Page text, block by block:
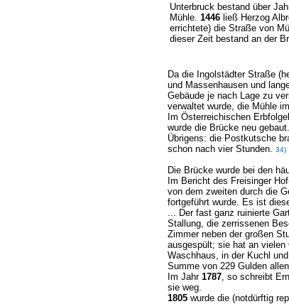
Unterbruck bestand über
Mühle. 1446ließ Herzog
errichtete) die Straße von
dieser Zeit bestand an der
Da die Ingolstädter Straße
und Massenhausen und
Gebäude je nach Lage zu
verwaltet wurde, die Mühle
Im Österreichischen
wurde die Brücke neu gebaut.
Übrigens: die Postkutsche
schon nach vier Stunden.
34)
Die Brücke wurde bei den
Im Bericht des Freisinger
von dem zweiten durch die
fortgeführt wurde. Es ist
... Der fast ganz ruinierte
Stallung, die zerrissenen
Zimmer neben der großen
ausgespült; sie hat an
Waschhaus, in der Kuchl
Summe von 229 Gulden
Im Jahr 1787, so schreibt
sie weg.
1805wurde die (notdürftig